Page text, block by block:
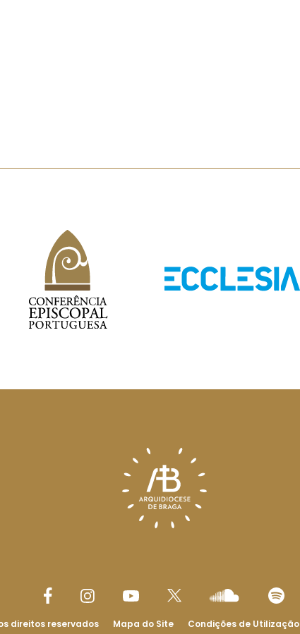
direitos reservados Mapa do Site Condições de Utilização